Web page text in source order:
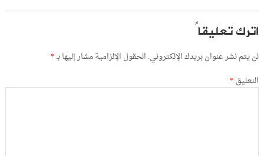
اترك تعليقاً
لن يتم نشر عنوان بريدك الإلكتروني. الحقول الإلزامية مشار إليها بـ*
التعليق *